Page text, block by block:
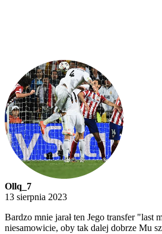
Ollq_7
13 sierpnia 2023
Bardzo mnie jarał ten Jego transfer "last
niesamowicie, oby tak dalej dobrze Mu